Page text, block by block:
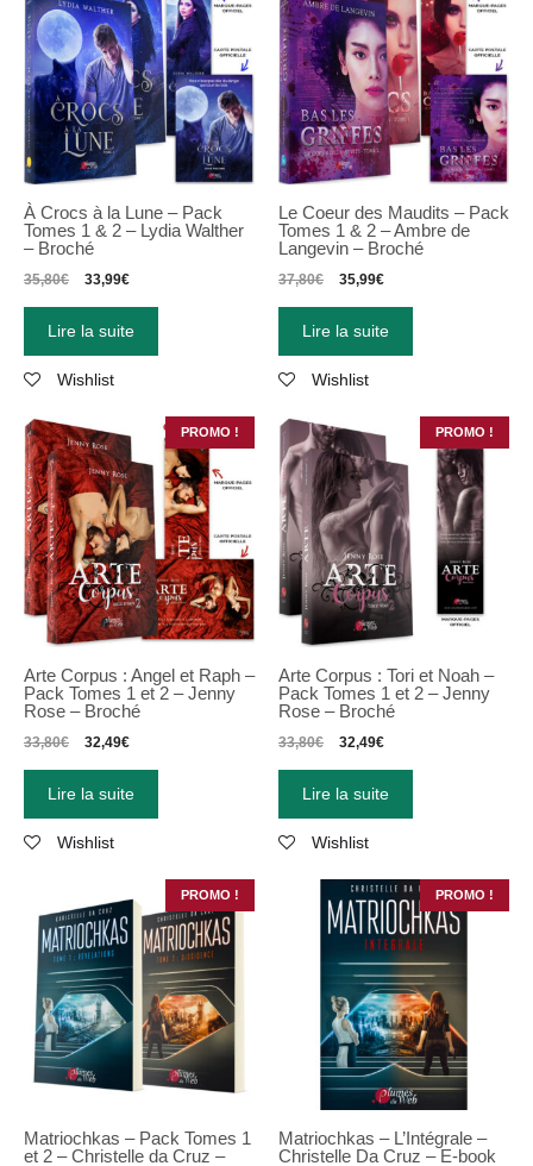
À Crocs à la Lune – Pack
Tomes 1 & 2 – Lydia Walther
– Broché
35,80€ 33,99€
Lire la suite
Wishlist
Le Coeur des Maudits – Pack
Tomes 1 & 2 – Ambre de
Langevin – Broché
37,80€ 35,99€
Lire la suite
Wishlist
PROMO !
Arte Corpus : Angel et Raph –
Pack Tomes 1 et 2 – Jenny
Rose – Broché
33,80€ 32,49€
Lire la suite
Wishlist
PROMO !
Arte Corpus : Tori et Noah –
Pack Tomes 1 et 2 – Jenny
Rose – Broché
33,80€ 32,49€
Lire la suite
Wishlist
PROMO !
Matriochkas – Pack Tomes 1
et 2 –Christelle da Cruz –
PROMO !
Matriochkas – L’Intégrale –
Christelle Da Cruz – E-book